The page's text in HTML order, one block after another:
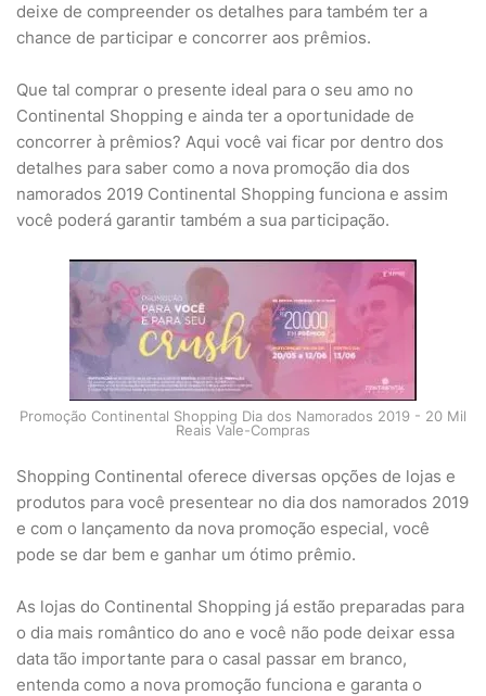
deixe de compreender os detalhes para também ter a
chance de participar e concorrer aos prêmios.
Que tal comprar o presente ideal para o seu amo no
Continental Shopping e ainda ter a oportunidade de
concorrer à prêmios? Aqui você vai ficar por dentro dos
detalhes para saber como a nova promoção dia dos
namorados 2019 Continental Shopping funciona e assim
você poderá garantir também a sua participação.
Promoção Continental Shopping Dia dos Namorados 2019 - 20 Mil
Reais Vale-Compras
Shopping Continental oferece diversas opções de lojas e
produtos para você presentear no dia dos namorados 2019
e com o lançamento da nova promoção especial, você
pode se dar bem e ganhar um ótimo prêmio.
As lojas do Continental Shopping já estão preparadas para
o dia mais romântico do ano e você não pode deixar essa
data tão importante para o casal passar em branco,
entenda como a nova promoção funciona e garanta o